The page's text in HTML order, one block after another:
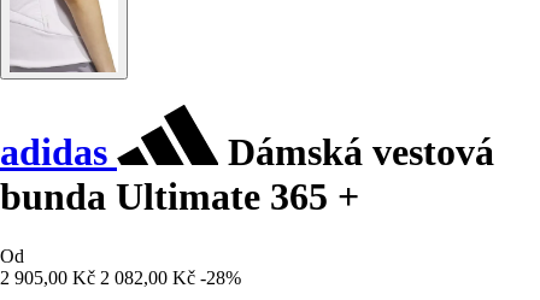
adidas
Dámská vestová
bunda Ultimate 365 +
Od
2 905,00 Kč 2 082,00 Kč -28%